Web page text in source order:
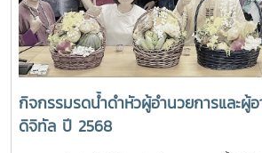
กิจกรรมรดน้ำดำหัวผู้อำนวยการและผู้อ
ดิจิทัล ปี 2568